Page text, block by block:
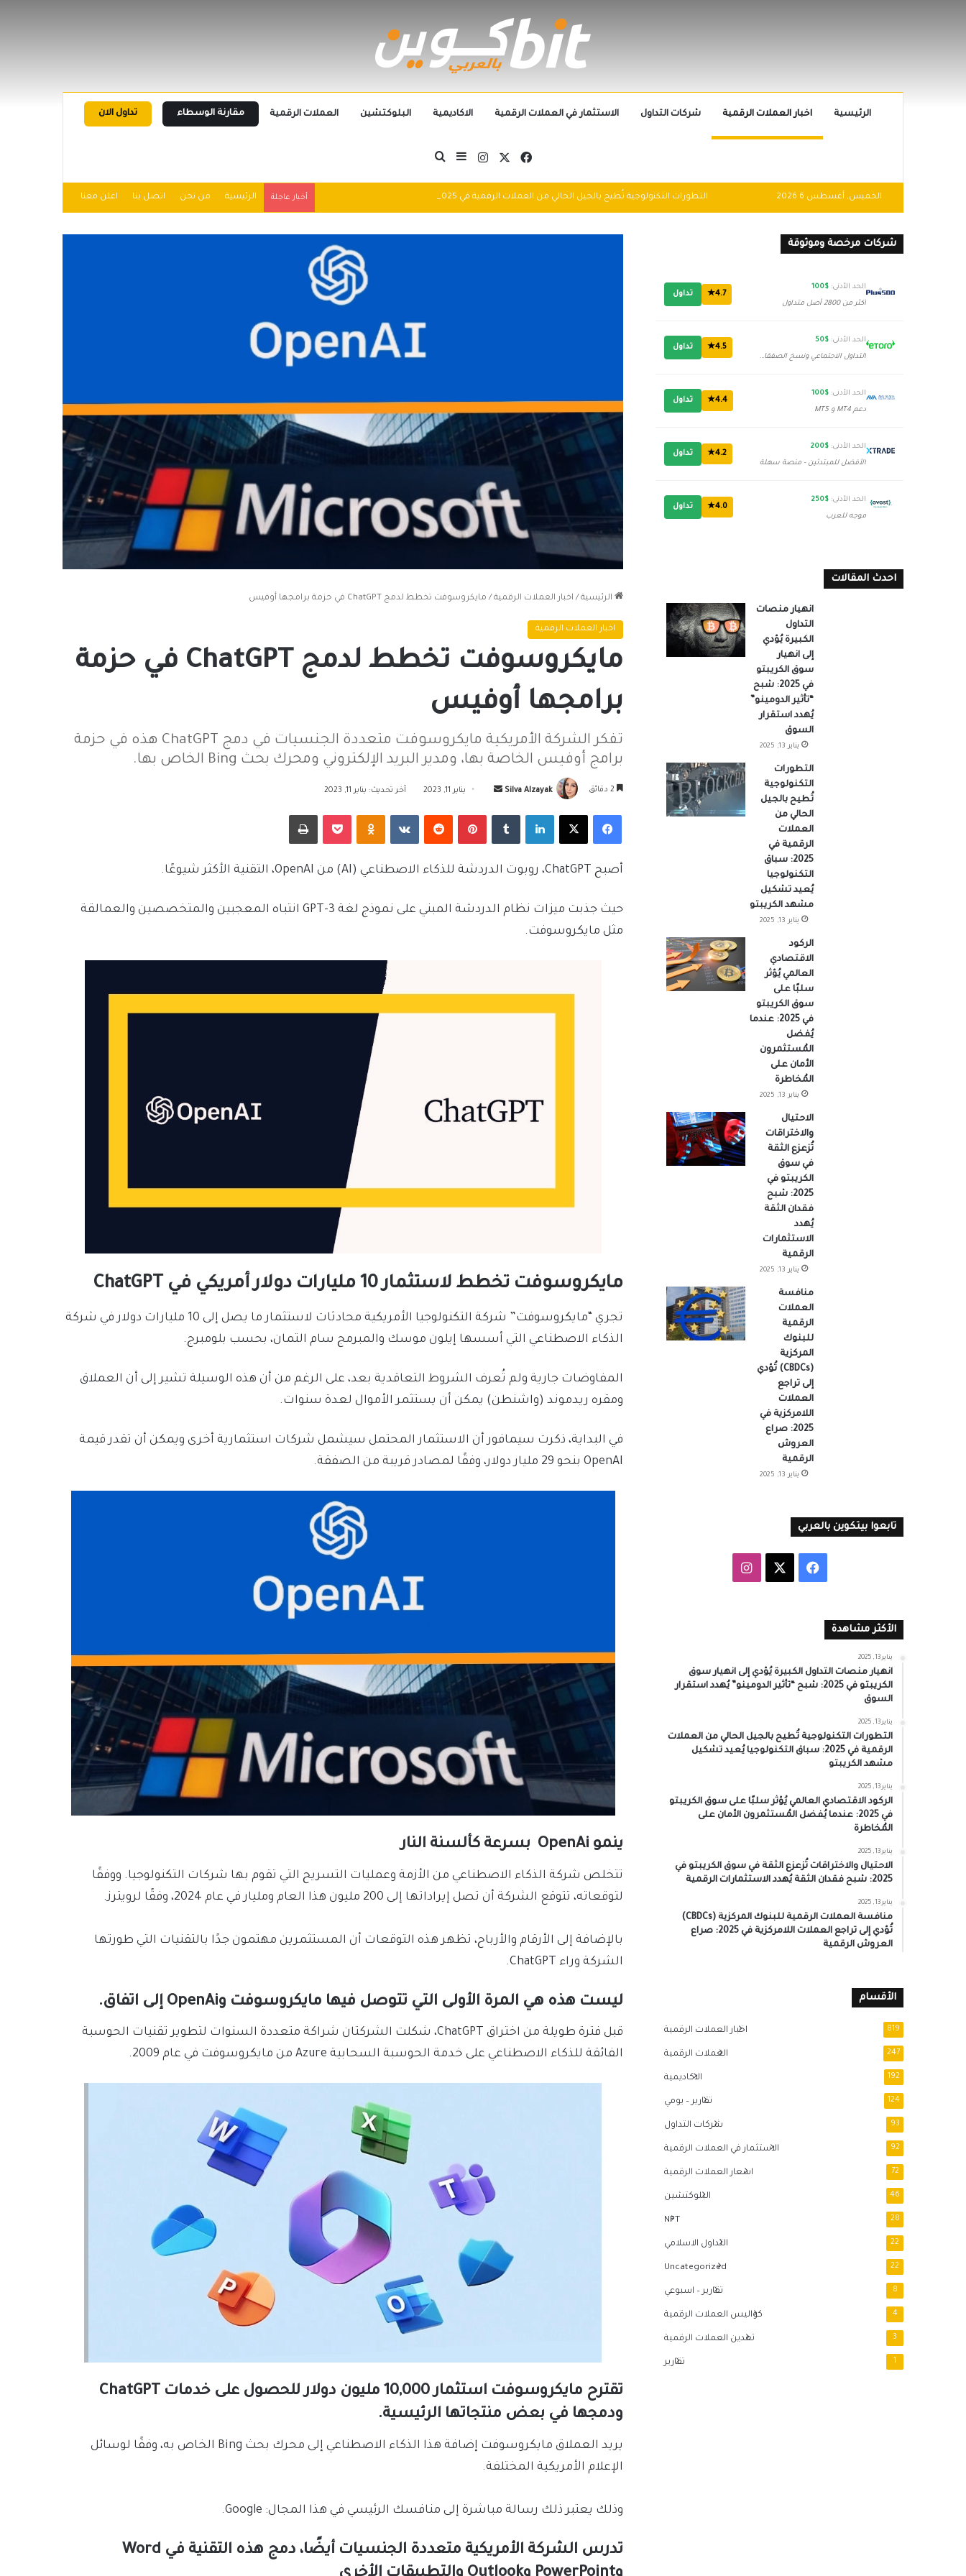
الرئيسية تداول الان اخبار العملات الرقمية شركات التداول الاستثمار في العملات الرقمية الاكاديمية البلوكتشين العملات الرقمية مقارنة الوسطاء
فيسبوكانستقرامإضافة عمود جانبي
بحث عن
الخميس, أغسطس 6 2026 أخبار عاجلة الرئيسية من نحن اتصل بنا اعلن معنا
الرئيسية / اخبار العملات الرقمية / مايكروسوفت تخطط لدمج ChatGPT في حزمة برامجها أوفيس
اخبار العملات الرقمية
مايكروسوفت تخطط لدمج ChatGPT في حزمة
برامجها أوفيس
تفكر الشركة الأمريكية مايكروسوفت متعددة الجنسيات في دمج ChatGPT هذه في حزمة
برامج أوفيس الخاصة بها، ومدير البريد الإلكتروني ومحرك بحث Bing الخاص بها.
Silva Alzayak
أرسل
إلكترونيا
يناير 11, 2023 آخر تحديث: يناير 11, 2023
فيسبوك ‫X لينكدإن بينتيريست Odnoklassniki
‫Pocket طباعة
أصبح ChatGPT، روبوت الدردشة للذكاء الاصطناعي (AI) من OpenAI، التقنية الأكثر شيوعًا.
حيث جذبت ميزات نظام الدردشة المبني على نموذج لغة GPT-3 انتباه المعجبين والمتخصصين والعمالقة
مثل مايكروسوفت.
مايكروسوفت تخطط لاستثمار 10 مليارات دولار أمريكي في ChatGPT
تجري “مايكروسوفت” شركة التكنولوجيا الأمريكية محادثات لاستثمار ما يصل إلى 10 مليارات دولار في شركة
الذكاء الاصطناعي التي أسسها إيلون موسك والمبرمج سام التمان، بحسب بلومبرج.
المفاوضات جارية ولم تُعرف الشروط التعاقدية بعد، على الرغم من أن هذه الوسيلة تشير إلى أن العملاق
ومقره ريدموند (واشنطن) يمكن أن يستثمر الأموال لعدة سنوات.
في البداية، ذكرت سيمافور أن الاستثمار المحتمل سيشمل شركات استثمارية أخرى ويمكن أن تقدر قيمة
OpenAI بنحو 29 مليار دولار، وفقًا لمصادر قريبة من الصفقة.
ينمو OpenAi بسرعة كألسنة النار
تتخلص شركة الذكاء الاصطناعي من الأزمة وعمليات التسريح التي تقوم بها شركات التكنولوجيا. ووفقًا
لتوقعاته، تتوقع الشركة أن تصل إيراداتها إلى 200 مليون هذا العام ومليار في عام 2024، وفقًا لرويترز.
‏بالإضافة إلى الأرقام والأرباح، تظهر هذه التوقعات أن المستثمرين مهتمون جدًا بالتقنيات التي طورتها
الشركة وراء ChatGPT.
ليست هذه هي المرة الأولى التي تتوصل فيها مايكروسوفت وOpenAi إلى اتفاق.
قبل فترة طويلة من اختراق ChatGPT، شكلت الشركتان شراكة متعددة السنوات لتطوير تقنيات الحوسبة
الفائقة للذكاء الاصطناعي على خدمة الحوسبة السحابية Azure من مايكروسوفت في عام 2009.
تقترح مايكروسوفت استثمار 10,000 مليون دولار للحصول على خدمات ChatGPT
ودمجها في بعض منتجاتها الرئيسية.
يريد العملاق مايكروسوفت إضافة هذا الذكاء الاصطناعي إلى محرك بحث Bing الخاص به، وفقًا لوسائل
الإعلام الأمريكية المختلفة.
‏وذلك يعتبر ذلك رسالة مباشرة إلى منافسك الرئيسي في هذا المجال: Google.
تدرس الشركة الأمريكية متعددة الجنسيات أيضًا، دمج هذه التقنية في Word
شركات مرخصة وموثوقة
الحد الأدنى: $100
أكثر من 2800 أصل متداول
4.7★ تداول
الحد الأدنى: $50
التداول الاجتماعي ونسخ الصفقات
4.5★ تداول
الحد الأدنى: $100
دعم MT4 و MT5
4.4★ تداول
الحد الأدنى: $200
الأفضل للمبتدئين - منصة سهلة
4.2★ تداول
الحد الأدنى: $250
موجه للعرب
4.0★ تداول
احدث المقالات
انهيار منصات
التداول
الكبيرة يُؤدي
إلى انهيار
سوق الكريبتو
في 2025: شبح
“تأثير الدومينو”
يُهدد استقرار
السوق
يناير 13, 2025
التطورات
التكنولوجية
تُطيح بالجيل
الحالي من
العملات
الرقمية في
2025: سباق
التكنولوجيا
يُعيد تشكيل
مشهد الكريبتو
يناير 13, 2025
الركود
الاقتصادي
العالمي يُؤثر
سلبًا على
سوق الكريبتو
في 2025: عندما
يُفضل
المُستثمرون
الأمان على
المُخاطرة
يناير 13, 2025
الاحتيال
والاختراقات
تُزعزع الثقة
في سوق
الكريبتو في
2025: شبح
فقدان الثقة
يُهدد
الاستثمارات
الرقمية
يناير 13, 2025
منافسة
العملات
الرقمية
للبنوك
المركزية
(CBDCs) تُؤدي
إلى تراجع
العملات
اللامركزية في
2025: صراع
العروش
الرقمية
يناير 13, 2025
تابعوا بيتكوين بالعربي
فيسبوك انستقرام
الأكثر مشاهدة
يناير 13, 2025
انهيار منصات التداول الكبيرة يُؤدي إلى انهيار سوق
الكريبتو في 2025: شبح “تأثير الدومينو” يُهدد استقرار
السوق
يناير 13, 2025
التطورات التكنولوجية تُطيح بالجيل الحالي من العملات
الرقمية في 2025: سباق التكنولوجيا يُعيد تشكيل
مشهد الكريبتو
يناير 13, 2025
الركود الاقتصادي العالمي يُؤثر سلبًا على سوق الكريبتو
في 2025: عندما يُفضل المُستثمرون الأمان على
المُخاطرة
يناير 13, 2025
الاحتيال والاختراقات تُزعزع الثقة في سوق الكريبتو في
2025: شبح فقدان الثقة يُهدد الاستثمارات الرقمية
يناير 13, 2025
منافسة العملات الرقمية للبنوك المركزية (CBDCs)
تُؤدي إلى تراجع العملات اللامركزية في 2025: صراع
العروش الرقمية
الأقسام
اخبار العملات الرقمية 819
العملات الرقمية 247
الاكاديمية 192
تقارير – يومي 124
شركات التداول 93
الاستثمار في العملات الرقمية 92
اسعار العملات الرقمية 72
البلوكتشين 46
NFT 28
التداول الاسلامي 22
Uncategorized 22
تقارير – اسبوعي 8
كواليس العملات الرقمية 4
تعدين العملات الرقمية 3
تقارير 1